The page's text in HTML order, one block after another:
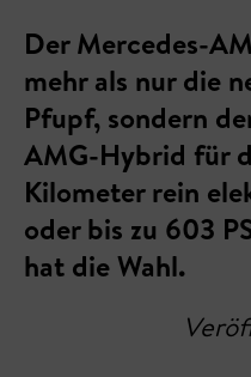
Der Mercedes-
mehr als nur die
Pfupf, sondern
AMG-Hybrid für
Kilometer rein
oder bis zu 603
hat die Wahl.